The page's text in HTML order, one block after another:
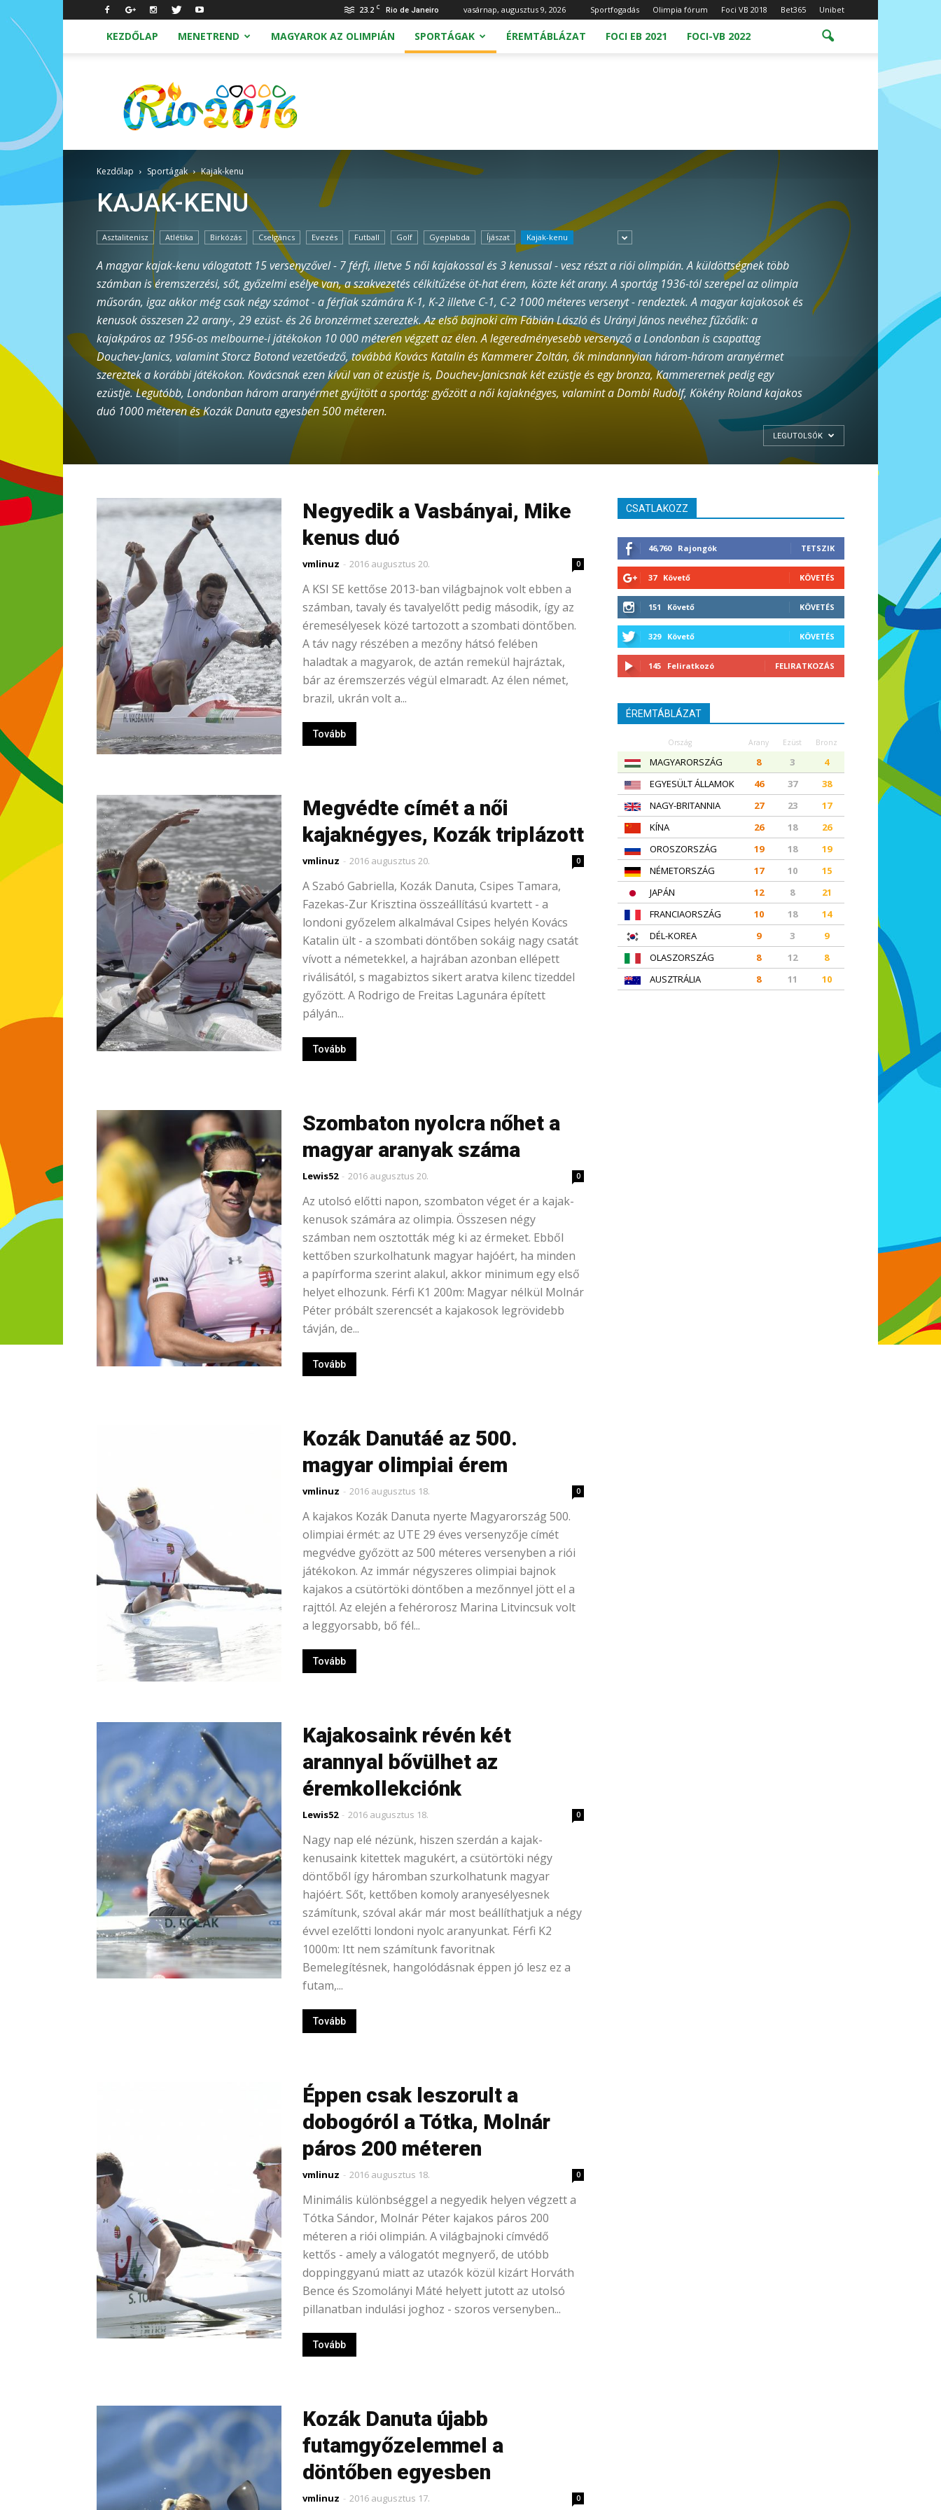
23.2 C Rio de Janeiro vasárnap, augusztus 9, 2026 Sportfogadás Olimpia fórum Foci VB 2018 Bet365 Unibet
KEZDŐLAP MENETREND MAGYAROK AZ OLIMPIÁN SPORTÁGAK ÉREMTÁBLÁZAT FOCI EB 2021 FOCI-VB 2022
Olimpia
2016
Rio
Kezdőlap Sportágak Kajak-kenu
KAJAK-KENU
Asztalitenisz Atlétika Birkózás Cselgáncs Evezés Futball Golf Gyeplabda Íjászat
Kajak-kenu
A magyar kajak-kenu válogatott 15 versenyzővel - 7 férfi, illetve 5 női kajakossal és 3 kenussal - vesz részt a riói olimpián. A küldöttségnek több
számban is éremszerzési, sőt, győzelmi esélye van, a szakvezetés célkitűzése öt-hat érem, közte két arany. A sportág 1936-tól szerepel az olimpia
műsorán, igaz akkor még csak négy számot - a férfiak számára K-1, K-2 illetve C-1, C-2 1000 méteres versenyt - rendeztek. A magyar kajakosok és
kenusok összesen 22 arany-, 29 ezüst- és 26 bronzérmet szereztek. Az első bajnoki cím Fábián László és Urányi János nevéhez fűződik: a
kajakpáros az 1956-os melbourne-i játékokon 10 000 méteren végzett az élen. A legeredményesebb versenyző a Londonban is csapattag
Douchev-Janics, valamint Storcz Botond vezetőedző, továbbá Kovács Katalin és Kammerer Zoltán, ők mindannyian három-három aranyérmet
szereztek a korábbi játékokon. Kovácsnak ezen kívül van öt ezüstje is, Douchev-Janicsnak két ezüstje és egy bronza, Kammerernek pedig egy
ezüstje. Legutóbb, Londonban három aranyérmet gyűjtött a sportág: győzött a női kajaknégyes, valamint a Dombi Rudolf, Kökény Roland kajakos
duó 1000 méteren és Kozák Danuta egyesben 500 méteren.
LEGUTOLSÓK
Negyedik a Vasbányai, Mike
kenus duó
vmlinuz - 2016 augusztus 20. 0
A KSI SE kettőse 2013-ban világbajnok volt ebben a
számban, tavaly és tavalyelőtt pedig második, így az
éremesélyesek közé tartozott a szombati döntőben.
A táv nagy részében a mezőny hátsó felében
haladtak a magyarok, de aztán remekül hajráztak,
bár az éremszerzés végül elmaradt. Az élen német,
brazil, ukrán volt a...
Tovább
Megvédte címét a női
kajaknégyes, Kozák triplázott
vmlinuz - 2016 augusztus 20. 0
A Szabó Gabriella, Kozák Danuta, Csipes Tamara,
Fazekas-Zur Krisztina összeállítású kvartett - a
londoni győzelem alkalmával Csipes helyén Kovács
Katalin ült - a szombati döntőben sokáig nagy csatát
vívott a németekkel, a hajrában azonban ellépett
riválisától, s magabiztos sikert aratva kilenc tizeddel
győzött. A Rodrigo de Freitas Lagunára épített
pályán...
Tovább
Szombaton nyolcra nőhet a
magyar aranyak száma
Lewis52 - 2016 augusztus 20. 0
Az utolsó előtti napon, szombaton véget ér a kajak-
kenusok számára az olimpia. Összesen négy
számban nem osztották még ki az érmeket. Ebből
kettőben szurkolhatunk magyar hajóért, ha minden
a papírforma szerint alakul, akkor minimum egy első
helyet elhozunk. Férfi K1 200m: Magyar nélkül Molnár
Péter próbált szerencsét a kajakosok legrövidebb
távján, de...
Tovább
Kozák Danutáé az 500.
magyar olimpiai érem
vmlinuz - 2016 augusztus 18. 0
A kajakos Kozák Danuta nyerte Magyarország 500.
olimpiai érmét: az UTE 29 éves versenyzője címét
megvédve győzött az 500 méteres versenyben a riói
játékokon. Az immár négyszeres olimpiai bajnok
kajakos a csütörtöki döntőben a mezőnnyel jött el a
rajttól. Az elején a fehérorosz Marina Litvincsuk volt
a leggyorsabb, bő fél...
Tovább
Kajakosaink révén két
arannyal bővülhet az
éremkollekciónk
Lewis52 - 2016 augusztus 18. 0
Nagy nap elé nézünk, hiszen szerdán a kajak-
kenusaink kitettek magukért, a csütörtöki négy
döntőből így háromban szurkolhatunk magyar
hajóért. Sőt, kettőben komoly aranyesélyesnek
számítunk, szóval akár már most beállíthatjuk a négy
évvel ezelőtti londoni nyolc aranyunkat. Férfi K2
1000m: Itt nem számítunk favoritnak
Bemelegítésnek, hangolódásnak éppen jó lesz ez a
futam,...
Tovább
Éppen csak leszorult a
dobogóról a Tótka, Molnár
páros 200 méteren
vmlinuz - 2016 augusztus 18. 0
Minimális különbséggel a negyedik helyen végzett a
Tótka Sándor, Molnár Péter kajakos páros 200
méteren a riói olimpián. A világbajnoki címvédő
kettős - amely a válogatót megnyerő, de utóbb
doppinggyanú miatt az utazók közül kizárt Horváth
Bence és Szomolányi Máté helyett jutott az utolsó
pillanatban indulási joghoz - szoros versenyben...
Tovább
Kozák Danuta újabb
futamgyőzelemmel a
döntőben egyesben
vmlinuz - 2016 augusztus 17. 0
CSATLAKOZZ
46,760 Rajongók TETSZIK
37 Követő KÖVETÉS
151 Követő KÖVETÉS
329 Követő KÖVETÉS
145 Feliratkozó FELIRATKOZÁS
ÉREMTÁBLÁZAT
Ország Arany Ezüst Bronz
MAGYARORSZÁG 8 3
4
EGYESÜLT ÁLLAMOK
46 37
38
NAGY-BRITANNIA
27 23
17
KÍNA
26 18
26
OROSZORSZÁG
19 18
19
NÉMETORSZÁG
17 10
15
JAPÁN
12 8
21
FRANCIAORSZÁG
10 18
14
DÉL-KOREA
9 3
9
OLASZORSZÁG
8 12
8
AUSZTRÁLIA
8 11 10